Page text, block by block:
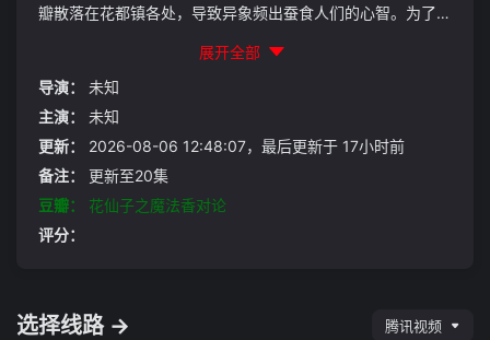
瓣散落在花都镇各处，导致异象频出蚕食人们的心智。为了花
收集七片花瓣的使命，运用花香魔法驱散人们心中的黑暗，开
启一场魔法少女的成长之旅。而在这场冒险中，露米却遭到来
自另一名神秘花仙子的攻击，而自己身边的这只黑猫竟也有着
意想不到的身份……
展开全部
导演：
未知
主演：
未知
更新：
2026-08-06 12:48:07，最后更新于 17小时前
备注：
更新至20集
豆瓣：
花仙子之魔法香对论
评分：
选择线路 → 腾讯视频